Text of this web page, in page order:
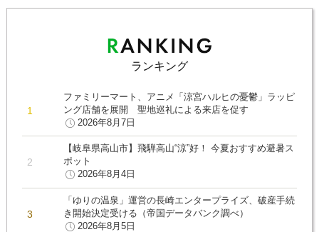
ランキング
ファミリーマート、アニメ「涼宮ハルヒの憂鬱」ラッピ
ング店舗を展開 聖地巡礼による来店を促す
2026年8月7日
【岐阜県高山市】飛騨高山“涼”好！ 今夏おすすめ避暑ス
ポット
2026年8月4日
「ゆりの温泉」運営の長崎エンタープライズ、破産手続
き開始決定受ける（帝国データバンク調べ）
2026年8月5日